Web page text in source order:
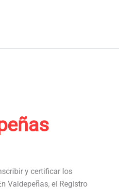
y certificar los
Valdepeñas, el Registro